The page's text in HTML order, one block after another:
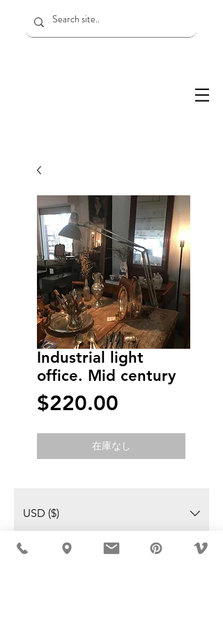
Industrial light
office. Mid century
$220.00
格
在庫なし
USD ($)